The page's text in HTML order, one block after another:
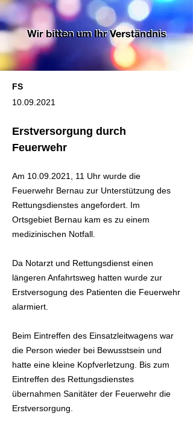
FS
10.09.2021
Erstversorgung durch
Feuerwehr
Am 10.09.2021
, 11 Uhr wurde die
Feuerwehr Bernau zur Unterstützung des
Rettungsdienstes angefordert. Im
Ortsgebiet Bernau kam es zu einem
medizinischen Notfall.
Da Notarzt und Rettungsdienst einen
längeren Anfahrtsweg hatten wurde zur
Erstversogung des Patienten die Feuerwehr
alarmiert.
Beim Eintreffen des Einsatzleitwagens war
die Person wieder bei Bewusstsein und
hatte eine kleine Kopfverletzung. Bis zum
Eintreffen des Rettungsdienstes
übernahmen Sanitäter der Feuerwehr die
Erstversorgung.